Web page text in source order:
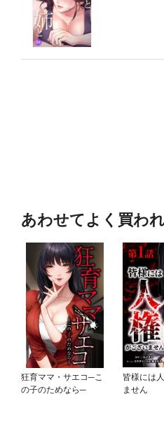
あわせてよく買わ
狂育ママ・サエコ─こ
の子のためなら─
皆様には
ません